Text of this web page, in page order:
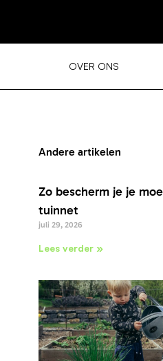
OVER ONS
Andere artikelen
Zo bescherm je je
tuinnet
juli 29, 2026
Lees verder »